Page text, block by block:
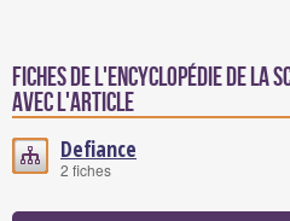
Fiches de l'encyclopédie de la
avec l'article
Defiance
2 fiches